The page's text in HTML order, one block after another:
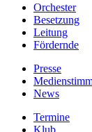
Orchester
Besetzung
Leitung
Fördernde
Presse
News
Termine
Klub